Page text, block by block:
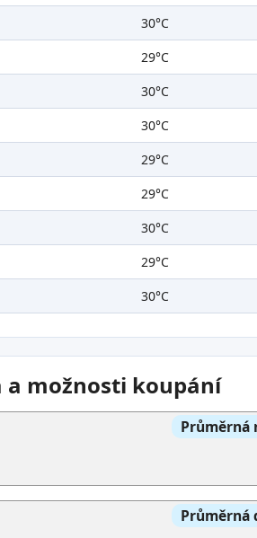
30°C
29°C
30°C
30°C
29°C
29°C
30°C
29°C
30°C
a možnosti koupání
Průměrná
Průměrná